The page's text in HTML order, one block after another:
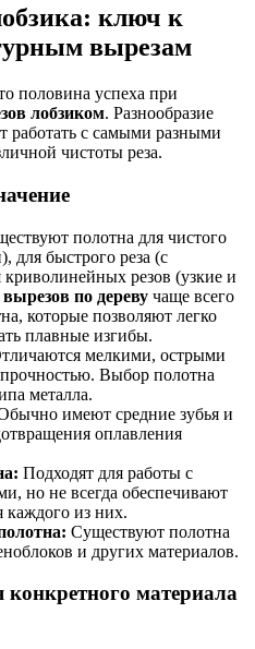
ключ к
вырезам
половина успеха при
лобзиком. Разнообразие
работать с самыми разными
чистоты реза.
полотна для чистого
для быстрого реза (с
резов (узкие и
по дереву чаще всего
которые позволяют легко
плавные изгибы.
мелкими, острыми
Выбор полотна
металла.
имеют средние зубья и
оплавления
Подходят для работы с
но не всегда обеспечивают
каждого из них.
Существуют полотна
и других материалов.
материала